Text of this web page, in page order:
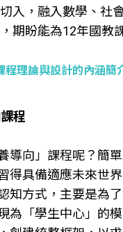
入，融入數學、社
期盼能為12年國教
理論與設計的內涵簡
程
導向」課程呢？簡
得具備適應未來世
知方式，主要是為
為「學生中心」的